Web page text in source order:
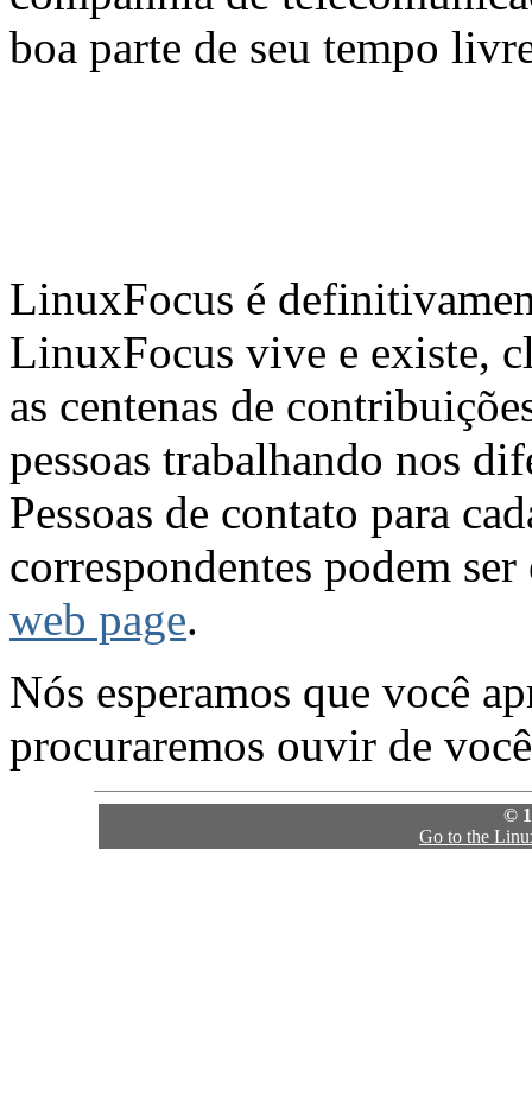
boa parte de seu tempo
LinuxFocus é
LinuxFocus vive e existe,
as centenas de
pessoas trabalhando nos
Pessoas de contato para
correspondentes podem
web page.
Nós esperamos que você
procuraremos ouvir de
©
Go to the